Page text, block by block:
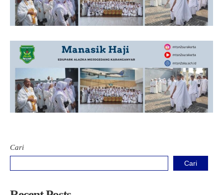
Kartu Tes PMBM
Cari
Cari